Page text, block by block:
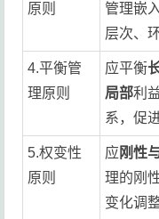
原则
管理嵌
层次、
4.平衡管
理原则
应平衡
局部利
系，促
5.权变性
原则
应 刚性
理的刚
变化调